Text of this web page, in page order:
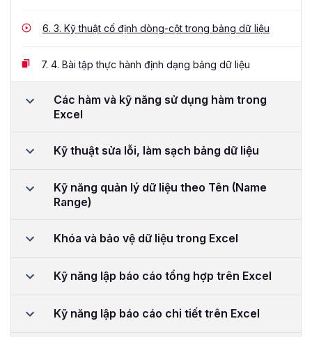
6. 3. Kỹ thuật cố định dòng-cột trong bảng dữ liệu
7. 4. Bài tập thực hành định dạng bảng dữ liệu
Các hàm và kỹ năng sử dụng hàm trong
Excel
Kỹ thuật sửa lỗi, làm sạch bảng dữ liệu
Kỹ năng quản lý dữ liệu theo Tên (Name
Range)
Khóa và bảo vệ dữ liệu trong Excel
Kỹ năng lập báo cáo tổng hợp trên Excel
Kỹ năng lập báo cáo chi tiết trên Excel